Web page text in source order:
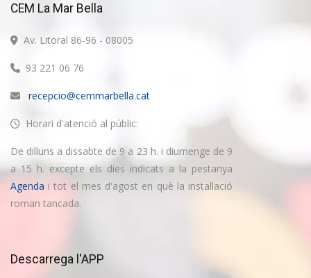
CEM La Mar Bella
Av. Litoral 86-96 - 08005
93 221 06 76
recepcio@cemmarbella.cat
Horari d'atenció al públic:
De dilluns a dissabte de 9 a 23 h. i diumenge de 9
a 15 h. excepte els dies indicats a la pestanya
Agenda i tot el mes d'agost en què la instal·lació
roman tancada.
Descarrega l'APP